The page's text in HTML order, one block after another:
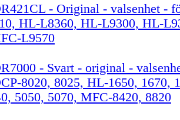
- Original - valsenhet -
HL-L8360, HL-L9300, HL-
L9570
- Svart - original -
8020, 8025, HL-1650, 1670,
5050, 5070, MFC-8420, 8820